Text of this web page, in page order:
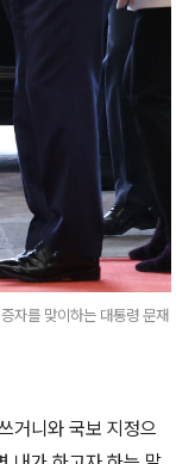
자를 맞이하는 대통령 문재
거니와 국보 지정으